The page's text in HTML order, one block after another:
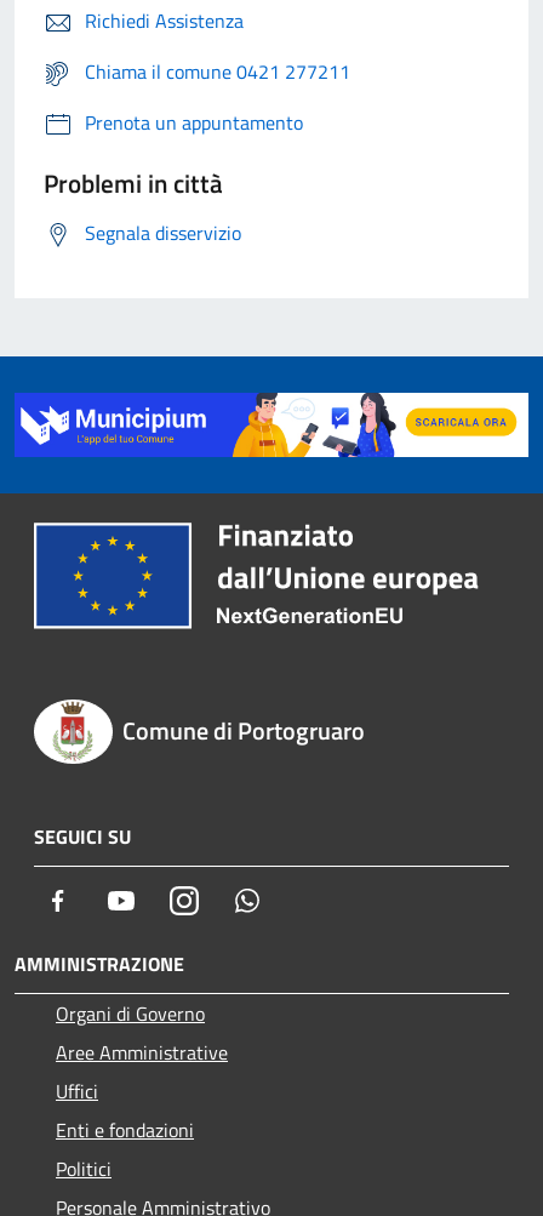
Richiedi Assistenza
Chiama il comune 0421 277211
Prenota un appuntamento
Problemi in città
Segnala disservizio
Comune di Portogruaro
SEGUICI SU
Facebook YoutubeInstagram
AMMINISTRAZIONE
Organi di Governo
Aree Amministrative
Uffici
Enti e fondazioni
Politici
Personale Amministrativo